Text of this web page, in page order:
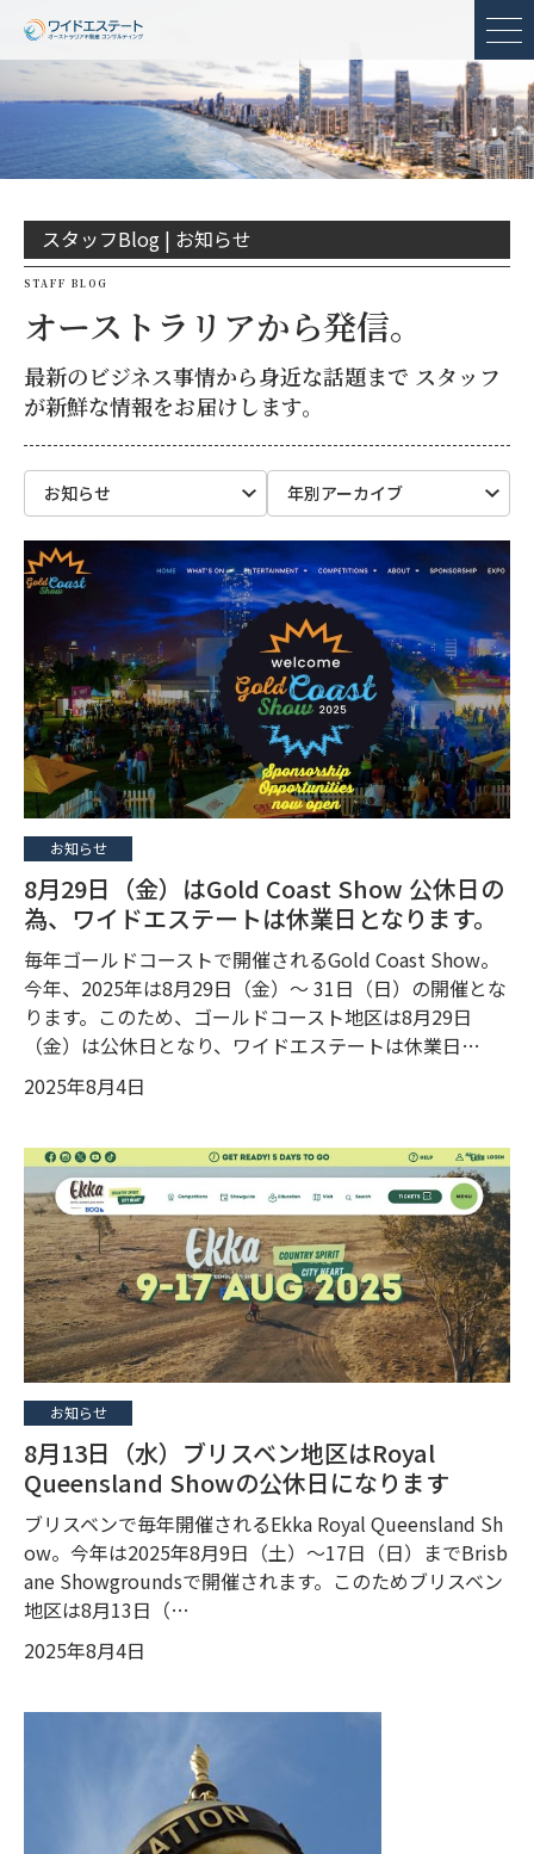
メ
スタッフBlog | お知らせ
STAFF BLOG
オーストラリアから発信。
最新のビジネス事情から身近な話題まで スタッフ
が新鮮な情報をお届けします。
お知らせ
8月29日（金）はGold Coast Show 公休日の
為、ワイドエステートは休業日となります。
毎年ゴールドコーストで開催されるGold Coast Show。
今年、2025年は8月29日（金）〜 31日（日）の開催とな
ります。このため、ゴールドコースト地区は8月29日
（金）は公休日となり、ワイドエステートは休業日…
2025年8月4日
お知らせ
8月13日（水）ブリスベン地区はRoyal
Queensland Showの公休日になります
ブリスベンで毎年開催されるEkka Royal Queensland Sh
ow。今年は2025年8月9日（土）〜17日（日）までBrisb
ane Showgroundsで開催されます。このためブリスベン
地区は8月13日（…
2025年8月4日